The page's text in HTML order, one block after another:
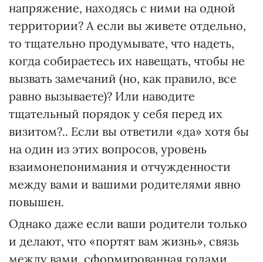
напряжение, находясь с ними на одной
территории? А если вы живете отдельно,
то тщательно продумывате, что надеть,
когда собираетесь их навещать, чтобы не
вызвать замечаний (но, как правило, все
равно вызываете)? Или наводите
тщательный порядок у себя перед их
визитом?.. Если вы ответили «да» хотя бы
на один из этих вопросов, уровень
взаимонепонимания и отчужденности
между вами и вашими родителями явно
повышен.
Однако даже если ваши родители только
и делают, что «портят вам жизнь», связь
между вами, сформированная годами,